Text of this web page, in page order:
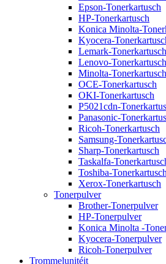
Epson-Tonerkartusch
HP-Tonerkartusch
Konica Minolta-
Kyocera-
Lemark-Tonerkartusch
Lenovo-Tonerkartusch
Minolta-Tonerkartusch
OCE-Tonerkartusch
OKI-Tonerkartusch
P5021cdn-
Panasonic-
Ricoh-Tonerkartusch
Samsung-
Sharp-Tonerkartusch
Taskalfa-
Toshiba-Tonerkartusch
Xerox-Tonerkartusch
Tonerpulver
Brother-Tonerpulver
HP-Tonerpulver
Konica Minolta -
Kyocera-Tonerpulver
Ricoh-Tonerpulver
Trommelunitéit